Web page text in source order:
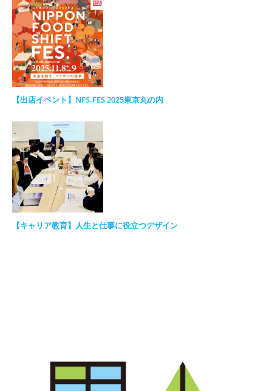
【出店イベント】NFS.FES 2025東京丸の内
【キャリア教育】人生と仕事に役立つデザイン